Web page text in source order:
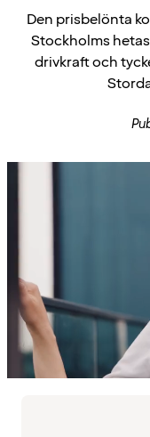
Den prisbelönta
Stockholms
drivkraft och